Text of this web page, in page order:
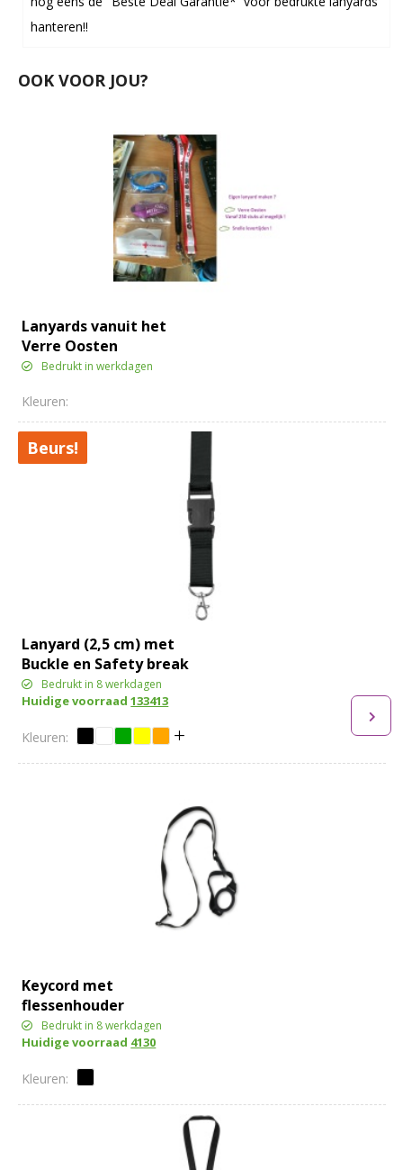
hanteren!!
OOK VOOR JOU?
Lanyards vanuit het
Verre Oosten
Bedrukt in werkdagen
Beurs!
Lanyard (2,5 cm) met
Buckle en Safety break
Bedrukt in 8 werkdagen
Huidige voorraad133413
Keycord met
flessenhouder
Bedrukt in 8 werkdagen
Huidige voorraad 4130